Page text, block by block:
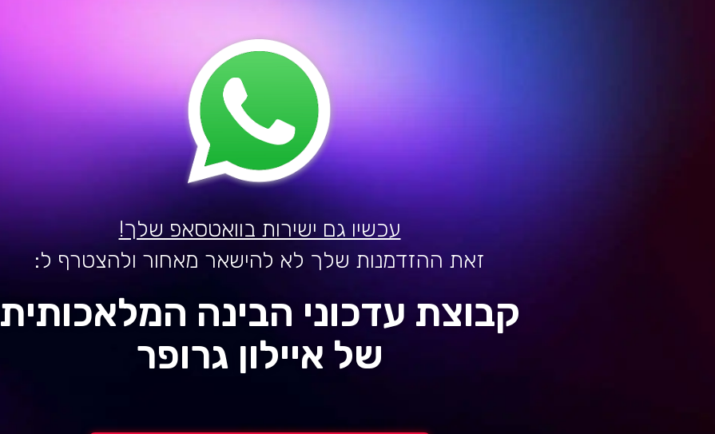
עכשיו גם ישירות בוואטסאפ שלך!
זאת ההזדמנות שלך לא להישאר מאחור ולהצטרף ל:
קבוצת עדכוני הבינה המלאכותית
של איילון גרופר